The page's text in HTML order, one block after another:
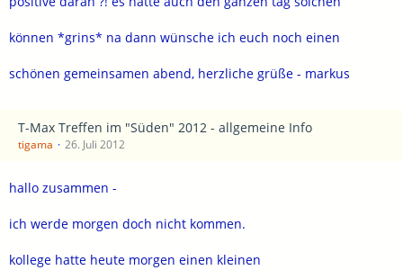
können *grins* na dann wünsche ich euch noch einen
schönen gemeinsamen abend, herzliche grüße - markus
T-Max Treffen im "Süden" 2012 - allgemeine Info
tigama 26. Juli 2012
hallo zusammen -
ich werde morgen doch nicht kommen.
kollege hatte heute morgen einen kleinen